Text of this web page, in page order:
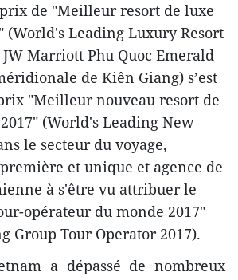
de "Meilleur resort de luxe
(World's Leading Luxury Resort
Marriott Phu Quoc Emerald
de Kiên Giang) s’est
"Meilleur nouveau resort de
(World's Leading New
le secteur du voyage,
et unique et agence de
à s'être vu attribuer le
opérateur du monde 2017"
Group Tour Operator 2017).
a dépassé de nombreux